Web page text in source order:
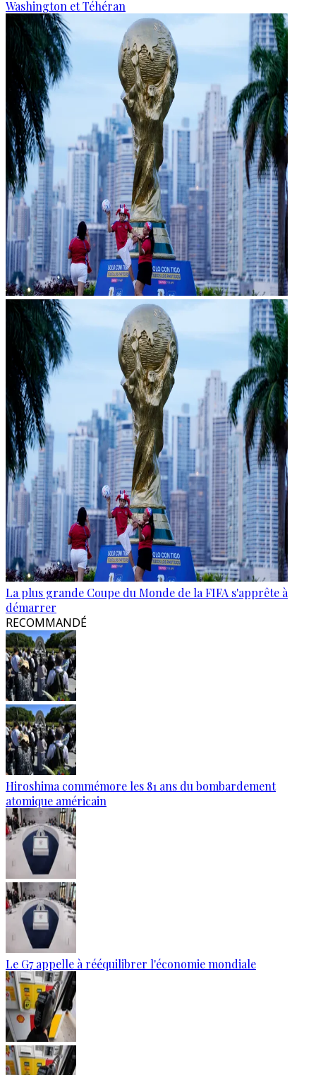
Washington et Téhéran
La plus grande Coupe du Monde de la FIFA s'apprête à
démarrer
RECOMMANDÉ
Hiroshima commémore les 81 ans du bombardement
atomique américain
Le G7 appelle à rééquilibrer l'économie mondiale